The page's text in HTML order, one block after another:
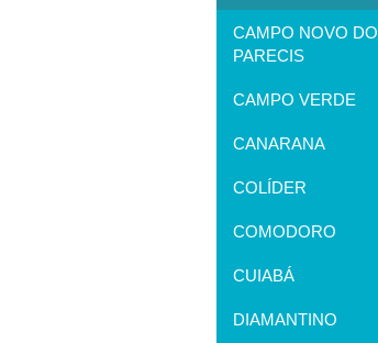
CAMPO NOVO DO
PARECIS
CAMPO VERDE
CANARANA
COLÍDER
COMODORO
CUIABÁ
DIAMANTINO